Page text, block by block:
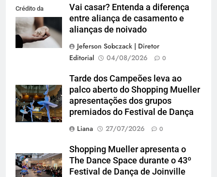
Crédito da
imagem: Pexels
Vai casar? Entenda a diferença
entre aliança de casamento e
alianças de noivado
Jeferson Sobczack | Diretor
Editorial
04/08/2026 0
Tarde dos Campeões leva ao
palco aberto do Shopping Mueller
apresentações dos grupos
premiados do Festival de Dança
Liana
27/07/2026 0
Shopping Mueller apresenta o
The Dance Space durante o 43º
Festival de Dança de Joinville